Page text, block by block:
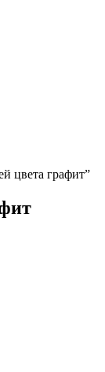
цвета графит”